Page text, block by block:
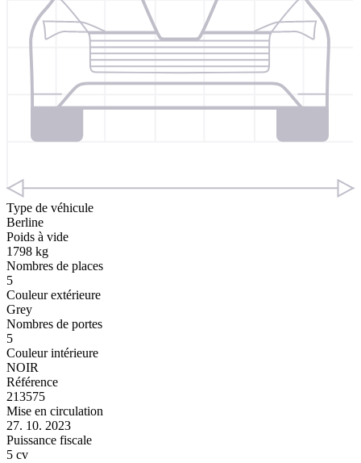
Type de véhicule
Berline
Poids à vide
1798 kg
Nombres de places
5
Couleur extérieure
Grey
Nombres de portes
5
Couleur intérieure
NOIR
Référence
213575
Mise en circulation
27. 10. 2023
Puissance fiscale
5 cv